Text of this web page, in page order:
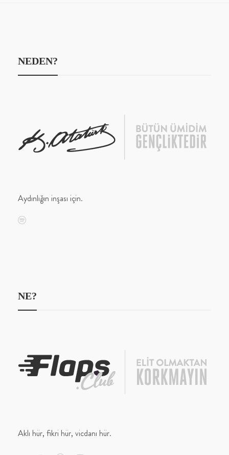
NEDEN?
Aydınlığın inşası için.
NE?
Aklı hür, fikri hür, vicdanı hür.